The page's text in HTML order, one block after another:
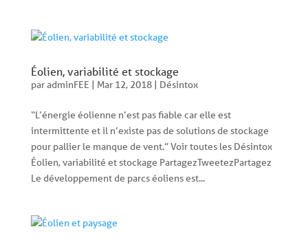
Éolien, variabilité et stockage
paradminFEE | Mar 12, 2018| Désintox
“L’énergie éolienne n’est pas fiable car elle est
intermittente et il n’existe pas de solutions de stockage
pour pallier le manque de vent.” Voir toutes les Désintox
Éolien, variabilité et stockage PartagezTweetezPartagez
Le développement de parcs éoliens est...